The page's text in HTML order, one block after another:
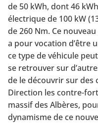
de 50 kWh, dont 46
électrique de 100 kW
de 260 Nm. Ce
a pour vocation d’être
ce type de véhicule
se retrouver sur
de le découvrir sur des
Direction les contre-
massif des Albères,
dynamisme de ce